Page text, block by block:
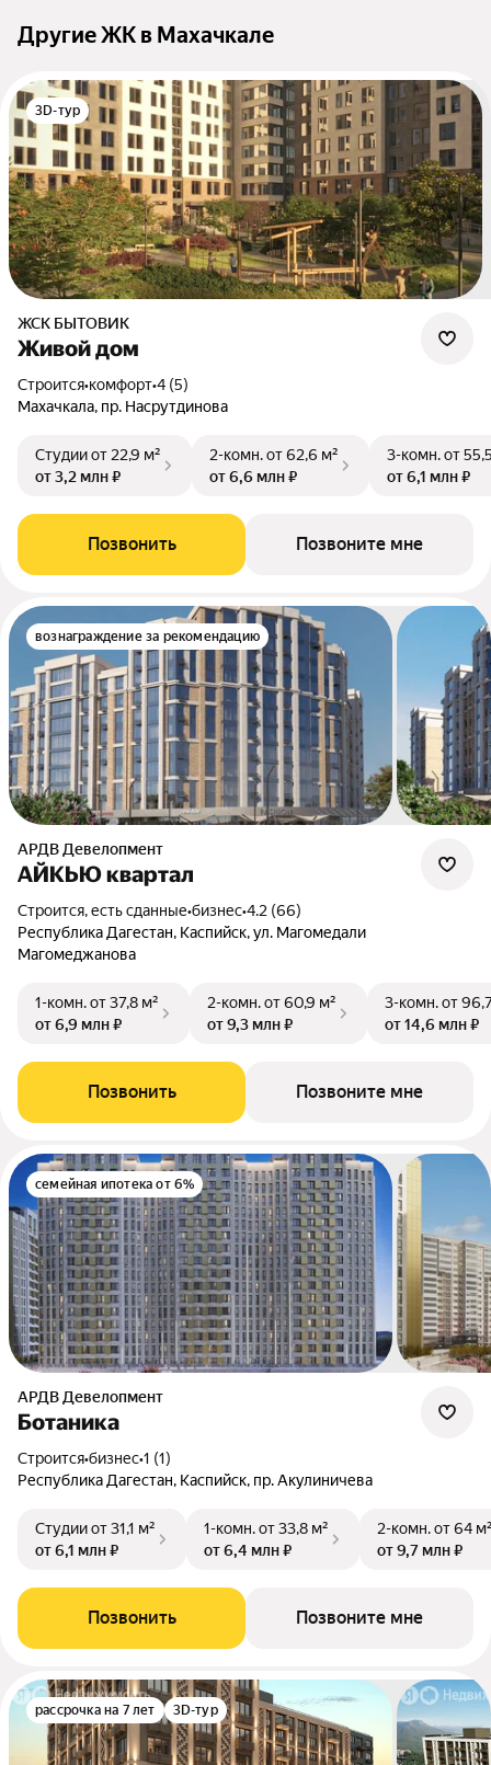
Другие ЖК в Махачкале
3D-тур
ЖСК БЫТОВИК
Живой дом
Строится•комфорт•4 (5)
Махачкала, пр. Насрутдинова
Студииот 22,9 м²
от 3,2 млн ₽
2-комн.от 62,6 м²
от 6,6 млн ₽
3-комн.от
от 6,1 млн ₽
Позвонить Позвоните мне
вознаграждение за рекомендацию
АРДВ Девелопмент
АЙКЬЮ квартал
Строится, есть сданные•бизнес•4.2 (66)
Республика Дагестан, Каспийск, ул. Магомедали
Магомеджанова
1-комн.от 37,8 м²
от 6,9 млн ₽
2-комн.от 60,9 м²
от 9,3 млн ₽
3-комн.от
от 14,6 млн ₽
Позвонить Позвоните мне
семейная ипотека от 6%
АРДВ Девелопмент
Ботаника
Строится•бизнес•1 (1)
Республика Дагестан, Каспийск, пр. Акулиничева
Студииот 31,1 м²
от 6,1 млн ₽
1-комн.от 33,8 м²
от 6,4 млн ₽
2-комн.от 64
от 9,7 млн ₽
Позвонить Позвоните мне
рассрочка на 7 лет 3D-тур